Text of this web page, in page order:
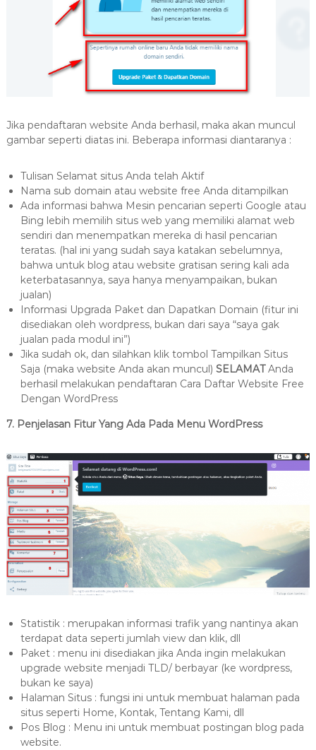
Jika pendaftaran website Anda berhasil, maka akan muncul
gambar seperti diatas ini. Beberapa informasi diantaranya :
Tulisan Selamat situs Anda telah Aktif
Nama sub domain atau website free Anda ditampilkan
Ada informasi bahwa Mesin pencarian seperti Google atau
Bing lebih memilih situs web yang memiliki alamat web
sendiri dan menempatkan mereka di hasil pencarian
teratas. (hal ini yang sudah saya katakan sebelumnya,
bahwa untuk blog atau website gratisan sering kali ada
keterbatasannya, saya hanya menyampaikan, bukan
jualan)
Informasi Upgrada Paket dan Dapatkan Domain (fitur ini
disediakan oleh wordpress, bukan dari saya “saya gak
jualan pada modul ini”)
Jika sudah ok, dan silahkan klik tombol Tampilkan Situs
Saja (maka website Anda akan muncul) SELAMATAnda
berhasil melakukan pendaftaran Cara Daftar Website Free
Dengan WordPress
7. Penjelasan Fitur Yang Ada Pada Menu WordPress
Statistik : merupakan informasi trafik yang nantinya akan
terdapat data seperti jumlah view dan klik, dll
Paket : menu ini disediakan jika Anda ingin melakukan
upgrade website menjadi TLD/ berbayar (ke wordpress,
bukan ke saya)
Halaman Situs : fungsi ini untuk membuat halaman pada
situs seperti Home, Kontak, Tentang Kami, dll
Pos Blog : Menu ini untuk membuat postingan blog pada
website.